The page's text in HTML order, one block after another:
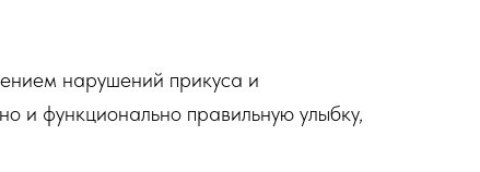
нарушений прикуса и
и функционально правильную улыбку,